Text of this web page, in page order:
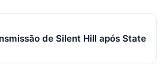
de Silent Hill após State